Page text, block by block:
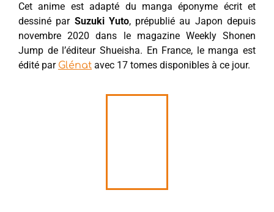
Cet anime est adapté du manga éponyme écrit et
dessiné par Suzuki Yuto, prépublié au Japon depuis
novembre 2020 dans le magazine Weekly Shonen
Jump de l’éditeur Shueisha. En France, le manga est
édité par Glénat avec 17 tomes disponibles à ce jour.